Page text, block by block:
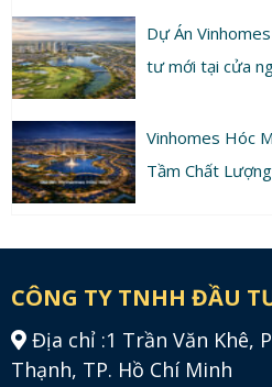
Dự Án
tư mới tại cửa
Vinhomes Hóc
Tầm Chất
CÔNG TY TNHH ĐẦU
Địa chỉ :1 Trần Văn Khê,
Thạnh, TP. Hồ Chí Minh